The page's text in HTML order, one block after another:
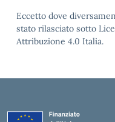
Eccetto dove
stato rilasciato sotto
Attribuzione 4.0 Italia.